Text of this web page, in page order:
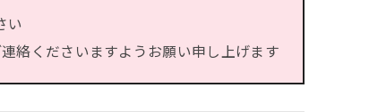
い
絡くださいますようお願い申し上げます